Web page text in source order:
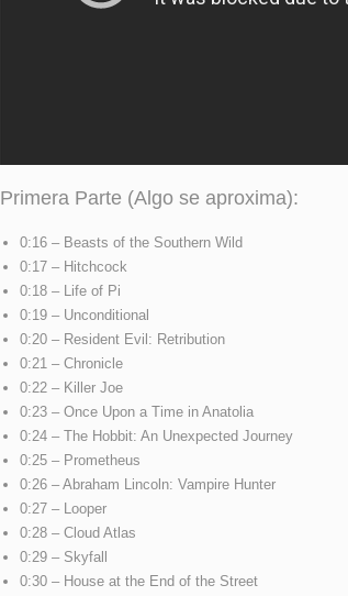
Primera Parte (Algo se aproxima):
0:16 – Beasts of the Southern Wild
0:17 – Hitchcock
0:18 – Life of Pi
0:19 – Unconditional
0:20 – Resident Evil: Retribution
0:21 – Chronicle
0:22 – Killer Joe
0:23 – Once Upon a Time in Anatolia
0:24 – The Hobbit: An Unexpected Journey
0:25 – Prometheus
0:26 – Abraham Lincoln: Vampire Hunter
0:27 – Looper
0:28 – Cloud Atlas
0:29 – Skyfall
0:30 – House at the End of the Street